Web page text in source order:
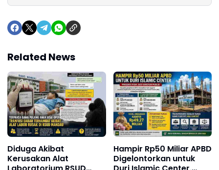
Related News
Diduga Akibat
Kerusakan Alat
Hampir Rp50 Miliar APBD
Digelontorkan untuk